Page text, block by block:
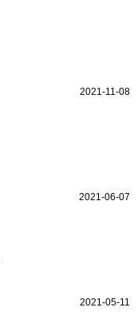
2021-11-08
2021-06-07
2021-05-11